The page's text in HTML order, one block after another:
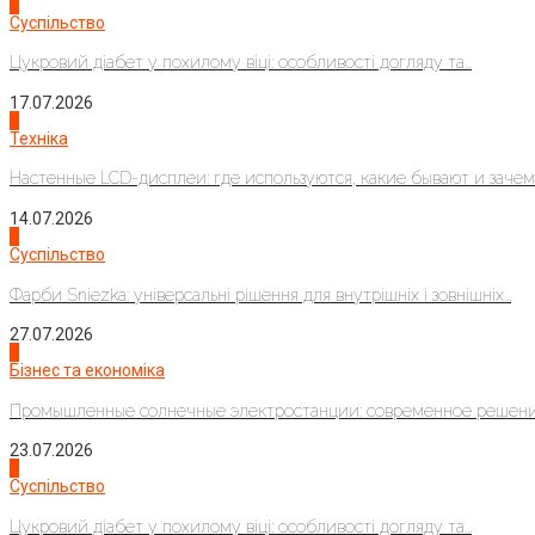
Суспільство
Цукровий діабет у похилому віці: особливості догляду та...
17.07.2026
Техніка
Настенные LCD-дисплеи: где используются, какие бывают и
14.07.2026
Суспільство
Фарби Sniezka: універсальні рішення для внутрішніх і зовнішніх...
27.07.2026
Бізнес та економіка
Промышленные солнечные электростанции: современное
23.07.2026
Суспільство
Цукровий діабет у похилому віці: особливості догляду та...